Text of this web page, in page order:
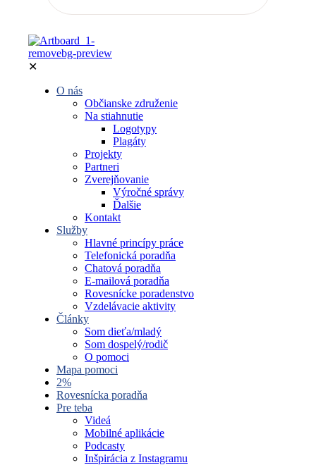
✕
O nás
Občianske združenie
Na stiahnutie
Logotypy
Plagáty
Projekty
Partneri
Zverejňovanie
Výročné správy
Ďalšie
Kontakt
Služby
Hlavné princípy práce
Telefonická poradňa
Chatová poradňa
E-mailová poradňa
Rovesnícke poradenstvo
Vzdelávacie aktivity
Články
Som dieťa/mladý
Som dospelý/rodič
O pomoci
Mapa pomoci
2%
Rovesnícka poradňa
Pre teba
Videá
Mobilné aplikácie
Podcasty
Inšpirácia z Instagramu